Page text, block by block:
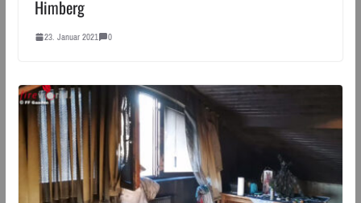
Himberg
23. Januar 2021 0